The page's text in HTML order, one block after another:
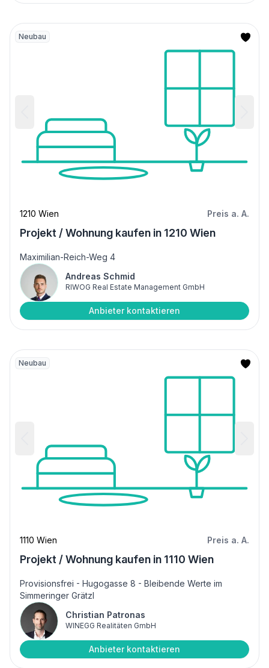
Neubau
1210 Wien Preis a. A.
Projekt / Wohnung kaufen in 1210 Wien
Maximilian-Reich-Weg 4
Andreas Schmid
RIWOG Real Estate Management GmbH
Anbieter kontaktieren
Neubau
1110 Wien Preis a. A.
Projekt / Wohnung kaufen in 1110 Wien
Provisionsfrei - Hugogasse 8 - Bleibende Werte im
Simmeringer Grätzl
Christian Patronas
WINEGG Realitäten GmbH
Anbieter kontaktieren